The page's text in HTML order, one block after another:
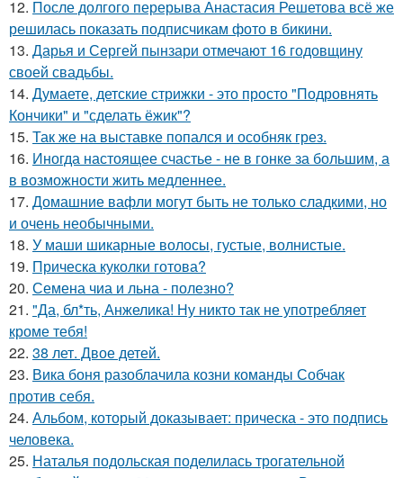
12. После долгого перерыва Анастасия Решетова всё же
решилась показать подписчикам фото в бикини.
13. Дарья и Сергей пынзари отмечают 16 годовщину
своей свадьбы.
14. Думаете, детские стрижки - это просто "Подровнять
Кончики" и "сделать ёжик"?
15. Так же на выставке попался и особняк грез.
16. Иногда настоящее счастье - не в гонке за большим, а
в возможности жить медленнее.
17. Домашние вафли могут быть не только сладкими, но
и очень необычными.
18. У маши шикарные волосы, густые, волнистые.
19. Прическа куколки готова?
20. Семена чиа и льна - полезно?
21. "Да, бл*ть, Анжелика! Ну никто так не употребляет
кроме тебя!
22. 38 лет. Двое детей.
23. Вика боня разоблачила козни команды Собчак
против себя.
24. Альбом, который доказывает: прическа - это подпись
человека.
25. Наталья подольская поделилась трогательной